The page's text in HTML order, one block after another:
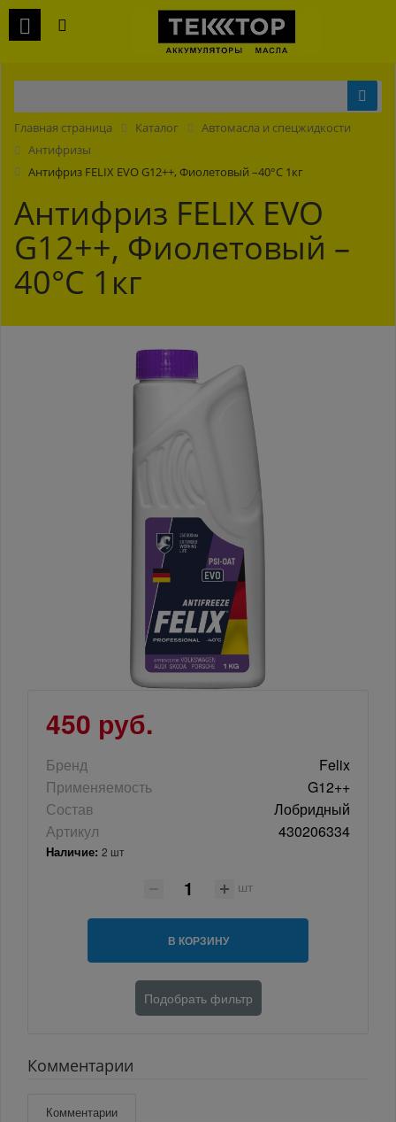
Главная страница Каталог
Автомасла и спецжидкости
Антифризы
Антифриз FELIX EVO G12++, Фиолетовый –40°С 1кг
Антифриз FELIX EVO
G12++, Фиолетовый –
40°С 1кг
450 руб.
Бренд
Felix
Применяемость
G12++
Состав
Лобридный
Артикул
430206334
Наличие: 2 шт
шт
В КОРЗИНУ
Подобрать фильтр
Комментарии
Комментарии